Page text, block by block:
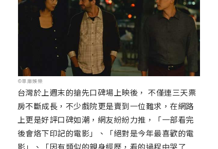
©車庫娛樂
台灣於上週末的搶先口碑場上映後， 不僅連三天票
房不斷成長，不少戲院更是賣到一位難求，在網路
上更是好評口碑如潮，網友紛紛力推，「一部看完
後會烙下印記的電影」、「絕對是今年最喜歡的電
影」、「因有類似的親身經歷，看的過程中哭了